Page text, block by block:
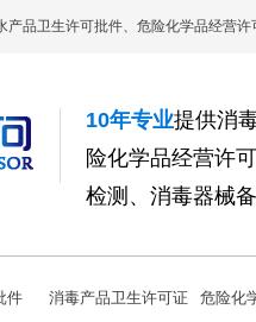
品卫生许可批件、危险化学品经营
10年专业提供消
险化学品经营许
检测、消毒器械
件 消毒产品卫生许可证 危险化